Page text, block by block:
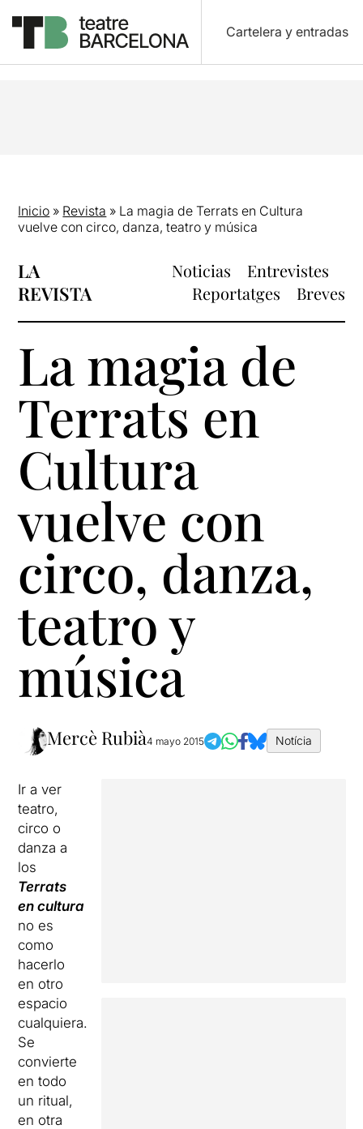
Cartelera y entradas
Inicio » Revista » La magia de Terrats en Cultura
vuelve con circo, danza, teatro y música
LA
REVISTA
Noticias
Entrevistes
Reportatges
Breves
La magia de
Terrats en
Cultura
vuelve con
circo, danza,
teatro y
música
Mercè Rubià4 mayo 2015 Notícia
Ir a ver
teatro,
circo o
danza a
los
Terrats
en cultura
no es
como
hacerlo
en otro
espacio
cualquiera.
Se
convierte
en todo
un ritual,
en otra